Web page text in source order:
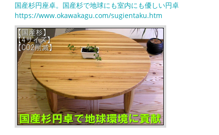
国産杉円座卓。国産杉で地球にも室内にも優しい円卓
https://www.okawakagu.com/sugientaku.htm